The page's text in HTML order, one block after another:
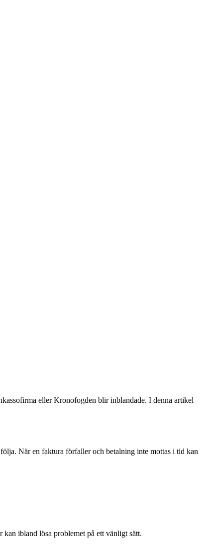
eller Kronofogden blir inblandade. I denna artikel
När en faktura förfaller och betalning inte mottas i tid kan
ibland lösa problemet på ett vänligt sätt.